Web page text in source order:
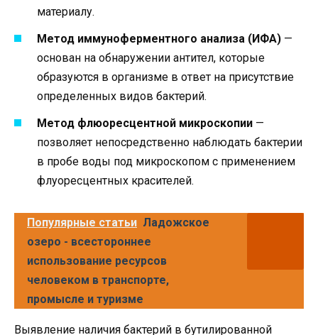
материалу.
Метод иммуноферментного анализа (ИФА) —
основан на обнаружении антител, которые
образуются в организме в ответ на присутствие
определенных видов бактерий.
Метод флюоресцентной микроскопии —
позволяет непосредственно наблюдать бактерии
в пробе воды под микроскопом с применением
флуоресцентных красителей.
Популярные статьи Ладожское
озеро - всестороннее
использование ресурсов
человеком в транспорте,
промысле и туризме
Выявление наличия бактерий в бутилированной